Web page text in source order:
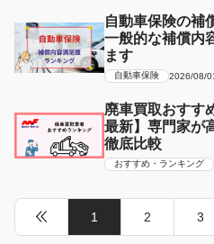
自動車保険の補
一般的な補償内
ます
自動車保険 2026/08/
廃車買取おすす
最新】専門家が
徹底比較
おすすめ・ランキング
1 2 3